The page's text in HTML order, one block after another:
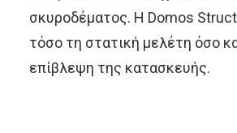
σκυροδέματος. Η Domos
τόσο τη στατική μελέτη όσο
επίβλεψη της κατασκευής.